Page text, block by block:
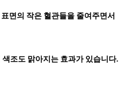
면의 작은 혈관들을 줄여주면서
조도 맑아지는 효과가 있습니다.